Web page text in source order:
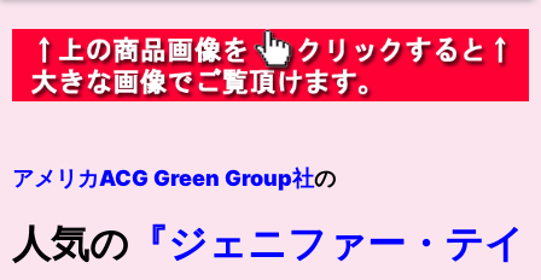
アメリカACG Green Group社の
人気の 『ジェニファー・テイ